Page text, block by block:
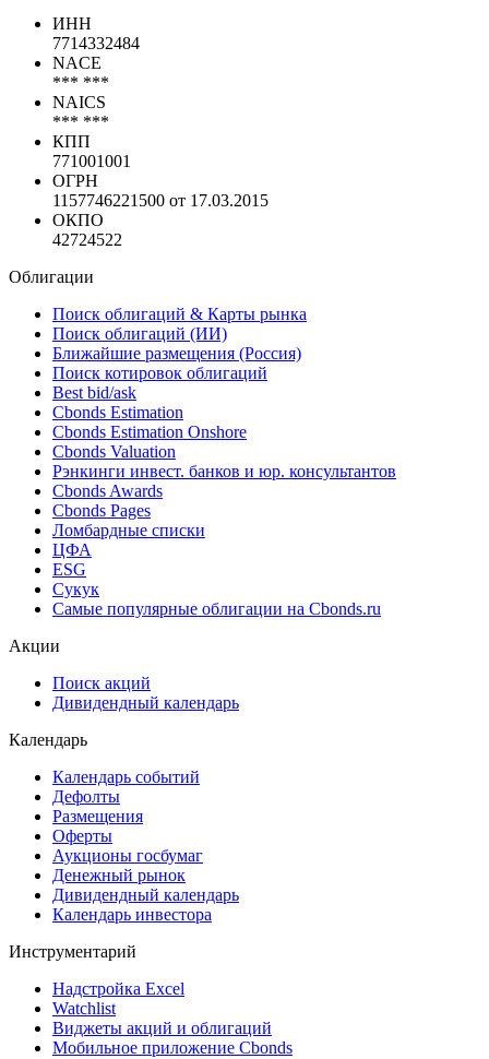
ИНН
7714332484
NACE
*** ***
NAICS
*** ***
КПП
771001001
ОГРН
1157746221500 от 17.03.2015
ОКПО
42724522
Облигации
Поиск облигаций & Карты рынка
Поиск облигаций (ИИ)
Ближайшие размещения (Россия)
Поиск котировок облигаций
Best bid/ask
Cbonds Estimation
Cbonds Estimation Onshore
Cbonds Valuation
Рэнкинги инвест. банков и юр. консультантов
Cbonds Awards
Cbonds Pages
Ломбардные списки
ЦФА
ESG
Сукук
Самые популярные облигации на Cbonds.ru
Акции
Поиск акций
Дивидендный календарь
Календарь
Календарь событий
Дефолты
Размещения
Оферты
Аукционы госбумаг
Денежный рынок
Дивидендный календарь
Календарь инвестора
Инструментарий
Надстройка Excel
Watchlist
Виджеты акций и облигаций
Мобильное приложение Cbonds